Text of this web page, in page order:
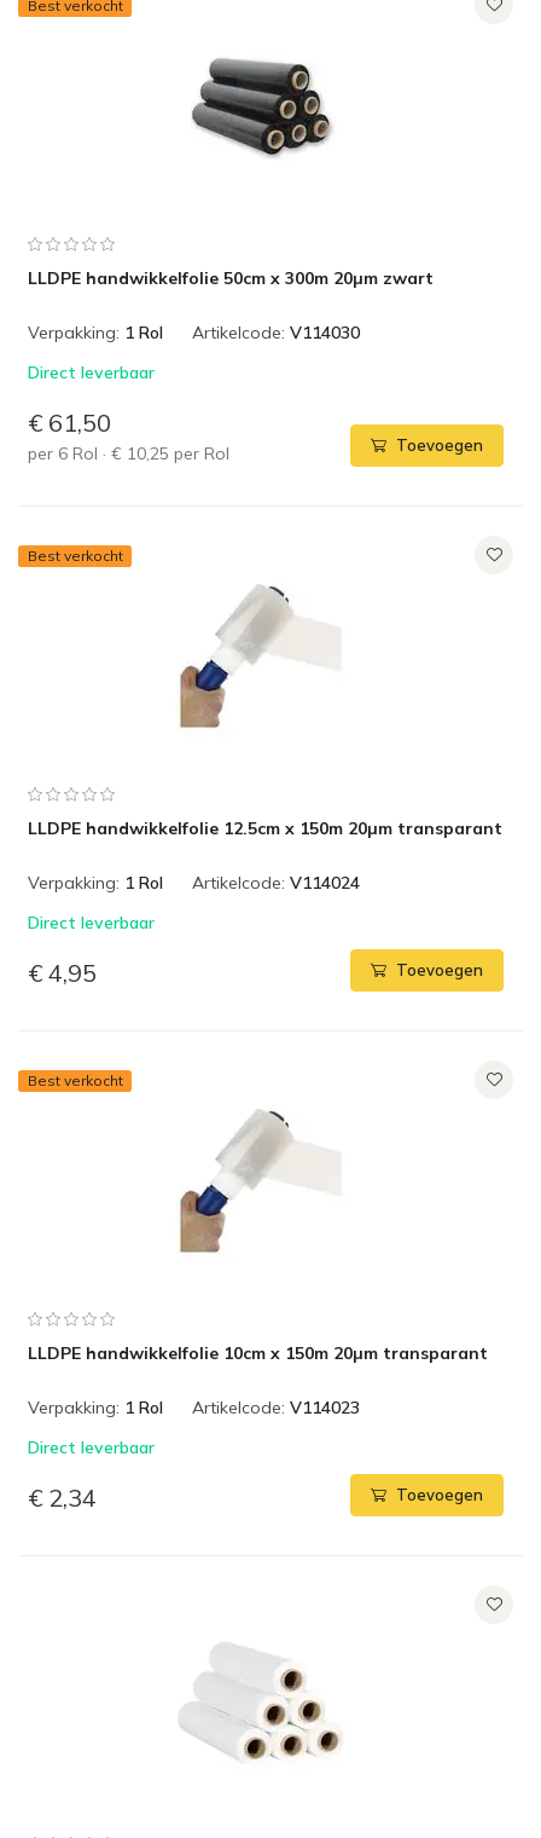
Best verkocht
LLDPE handwikkelfolie 50cm x 300m 20µm zwart
Verpakking: 1 Rol Artikelcode: V114030
Direct leverbaar
€ 61,50
per 6 Rol · € 10,25 per Rol Toevoegen
Best verkocht
LLDPE handwikkelfolie 12.5cm x 150m 20µm transparant
Verpakking: 1 Rol Artikelcode: V114024
Direct leverbaar
€ 4,95 Toevoegen
Best verkocht
LLDPE handwikkelfolie 10cm x 150m 20µm transparant
Verpakking: 1 Rol Artikelcode: V114023
Direct leverbaar
€ 2,34 Toevoegen